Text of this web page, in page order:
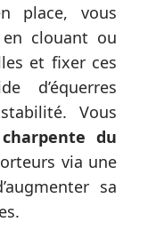
place, vous
clouant ou
et fixer ces
d’équerres
Vous
charpente du
via une
sa